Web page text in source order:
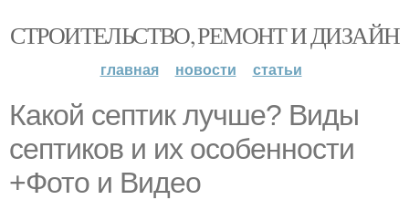
СТРОИТЕЛЬСТВО, РЕМОНТ И ДИЗАЙН
главная новости статьи
Какой септик лучше? Виды
септиков и их особенности
+Фото и Видео